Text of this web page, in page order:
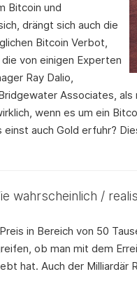
Bitcoin und
drängt sich auch die
Bitcoin Verbot,
von einigen Experten
Ray Dalio,
Associates,
wenn es um ein
auch Gold erfuhr?
wahrscheinlich /
in Bereich von 50
ob man mit dem
hat. Auch der